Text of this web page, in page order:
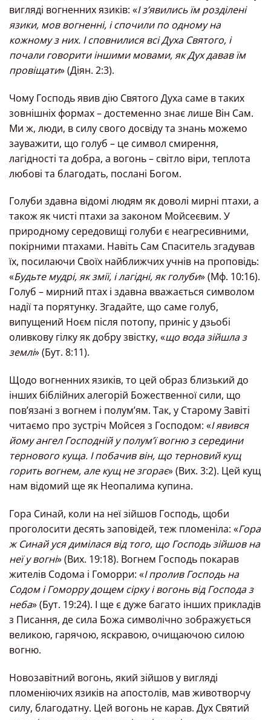
вигляді вогненних язиків: «I з’явились їм розділені
язики, мов вогненні, i спочили по одному на
кожному з них. I сповнилися всі Духа Святого, i
почали говорити іншими мовами, як Дух давав їм
провіщати» (Діян. 2:3).
Чому Господь явив дію Святого Духа саме в таких
зовнішніх формах – достеменно знає лише Він Сам.
Ми ж, люди, в силу свого досвіду та знань можемо
зауважити, що голуб – це символ смирення,
лагідності та добра, а вогонь – світло віри, теплота
любові та благодать, послані Богом.
Голуби здавна відомі людям як доволі мирні птахи, а
також як чисті птахи за законом Мойсеєвим. У
природному середовищі голуби є неагресивними,
покірними птахами. Навіть Сам Спаситель згадував
їх, посилаючи Своїх найближчих учнів на проповідь:
«Будьте мудрі, як змії, і лагідні, як голуби» (Мф. 10:16).
Голуб – мирний птах і здавна вважається символом
надії та порятунку. Згадайте, що саме голуб,
випущений Ноєм після потопу, приніс у дзьобі
оливкову гілку як добру звістку, «що вода зійшла з
землі» (Бут. 8:11).
Щодо вогненних язиків, то цей образ близький до
інших біблійних алегорій Божественної сили, що
пов’язані з вогнем і полум’ям. Так, у Старому Завіті
читаємо про зустріч Мойсея з Господом: «І явився
йому ангел Господній у полум’ї вогню з середини
тернового куща. І побачив він, що терновий кущ
горить вогнем, але кущ не згорає» (Вих. 3:2). Цей кущ
нам відомий ще як Неопалима купина.
Гора Синай, коли на неї зійшов Господь, щоби
проголосити десять заповідей, теж пломеніла: «Гора
ж Синай уся димілася від того, що Господь зійшов на
неї у вогні» (Вих. 19:18). Вогнем Господь покарав
жителів Содома і Гоморри: «І пролив Господь на
Содом і Гоморру дощем сірку і вогонь від Господа з
неба» (Бут. 19:24). І ще є дуже багато інших прикладів
з Писання, де сила Божа символічно зображується
великою, гарячою, яскравою, очищаючою силою
вогню.
Новозавітний вогонь, який зійшов у вигляді
пломеніючих язиків на апостолів, мав животворчу
силу, благодатну. Цей вогонь не карав. Дух Святий